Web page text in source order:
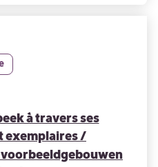
à travers ses
exemplaires /